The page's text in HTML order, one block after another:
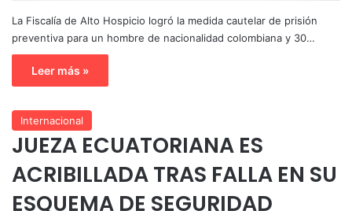
La Fiscalía de Alto Hospicio logró la medida cautelar de prisión
preventiva para un hombre de nacionalidad colombiana y 30…
Leer más »
Internacional
JUEZA ECUATORIANA ES
ACRIBILLADA TRAS FALLA EN SU
ESQUEMA DE SEGURIDAD